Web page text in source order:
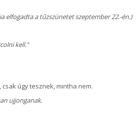
elfogadta a tűzszünetet szeptember 22.-én.)
kell."
úgy tesznek, mintha nem.
ujjonganak.